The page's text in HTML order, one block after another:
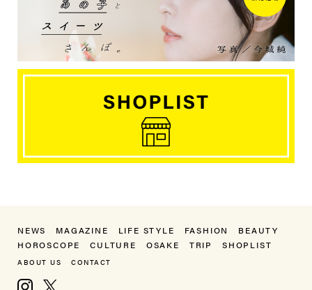
NEWS MAGAZINE LIFE STYLE FASHION
BEAUTY
HOROSCOPE
CULTURE OSAKE TRIP SHOPLIST
ABOUT US CONTACT
Instagram